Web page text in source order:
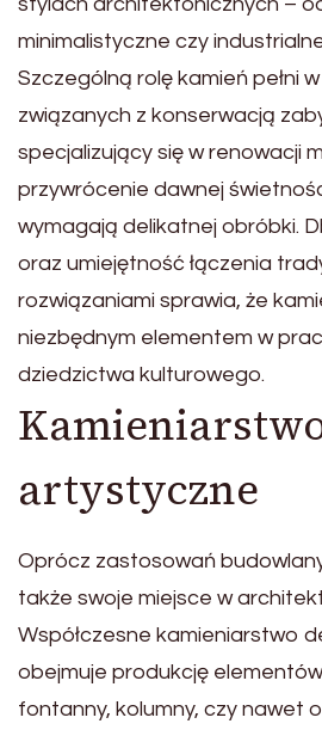
minimalistyczne czy
Szczególną rolę kamień pełni
związanych z konserwacją
specjalizujący się w renowacji
przywrócenie dawnej
wymagają delikatnej obróbki.
oraz umiejętność łączenia
rozwiązaniami sprawia, że
niezbędnym elementem w
dziedzictwa kulturowego.
artystyczne
Oprócz zastosowań
także swoje miejsce w
Współczesne kamieniarstwo
obejmuje produkcję
fontanny, kolumny, czy nawet